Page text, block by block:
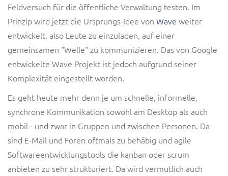
Feldversuch für die öffentliche Verwaltung testen. Im
Prinzip wird jetzt die Ursprungs-Idee von Wave weiter
entwickelt, also Leute zu einzuladen, auf einer
gemeinsamen "Welle" zu kommunizieren. Das von Google
entwickelte Wave Projekt ist jedoch aufgrund seiner
Komplexität eingestellt worden.
Es geht heute mehr denn je um schnelle, informelle,
synchrone Kommunikation sowohl am Desktop als auch
mobil - und zwar in Gruppen und zwischen Personen. Da
sind E-Mail und Foren oftmals zu behäbig und agile
Softwareentwicklungstools die kanban oder scrum
anbieten zu sehr strukturiert. Da wird vermutlich auch